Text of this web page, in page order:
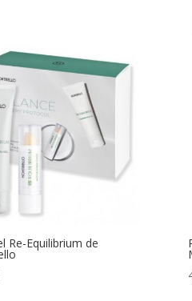
Re-Equilibrium de